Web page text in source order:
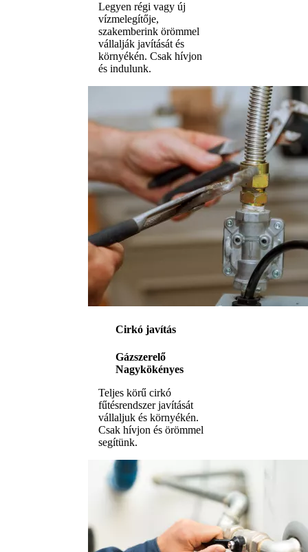
Legyen régi vagy új
vízmelegítője,
szakemberink örömmel
vállalják javítását és
környékén. Csak hívjon
és indulunk.
Cirkó javítás
Gázszerelő
Nagykökényes
Teljes körű cirkó
fűtésrendszer javítását
vállaljuk és környékén.
Csak hívjon és örömmel
segítünk.